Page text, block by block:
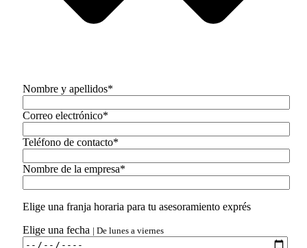
Nombre y apellidos*
Correo electrónico*
Teléfono de contacto*
Nombre de la empresa*
Elige una franja horaria para tu asesoramiento exprés
Elige una fecha | De lunes a viernes